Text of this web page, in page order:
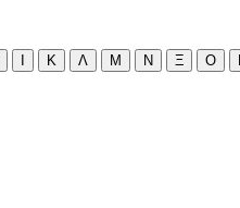
Ι Κ Λ Μ Ν Ξ Ο